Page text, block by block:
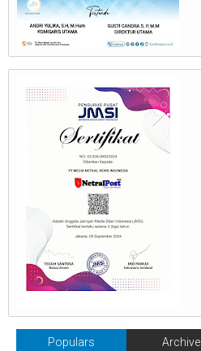
Populars Archive